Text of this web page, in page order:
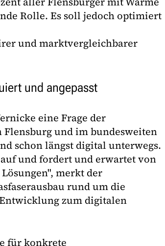
Rolle. Es soll jedoch optimiert
und marktvergleichbarer
und angepasst
eine Frage der
und im bundesweiten
schon längst digital unterwegs.
und fordert und erwartet von
merkt der
rund um die
zum digitalen
für konkrete